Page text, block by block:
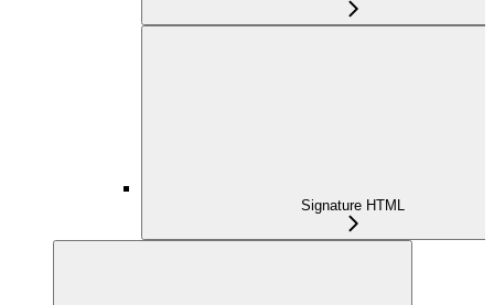
Signature HTML